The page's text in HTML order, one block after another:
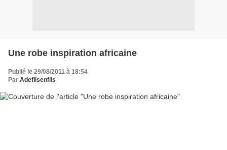
Une robe inspiration africaine
Publié le 29/08/2011 à 18:54
Par Adefilsenfils